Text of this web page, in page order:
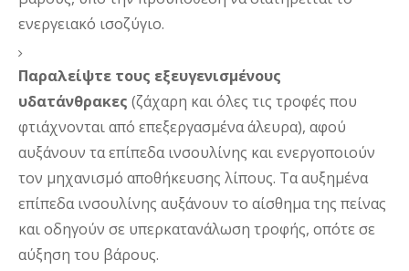
ενεργειακό ισοζύγιο.
Παραλείψτε τους εξευγενισμένους
υδατάνθρακες (ζάχαρη και όλες τις τροφές που
φτιάχνονται από επεξεργασμένα άλευρα), αφού
αυξάνουν τα επίπεδα ινσουλίνης και ενεργοποιούν
τον μηχανισμό αποθήκευσης λίπους. Τα αυξημένα
επίπεδα ινσουλίνης αυξάνουν το αίσθημα της πείνας
και οδηγούν σε υπερκατανάλωση τροφής, οπότε σε
αύξηση του βάρους.